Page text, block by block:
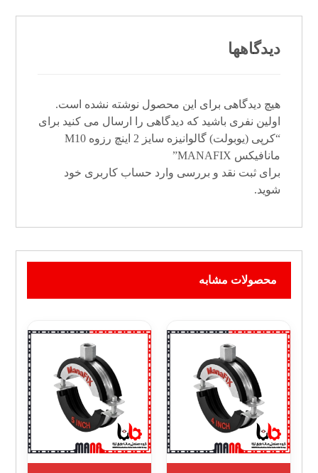
دیدگاهها
هیچ دیدگاهی برای این محصول نوشته نشده است.
اولین نفری باشید که دیدگاهی را ارسال می کنید برای
“کرپی (یوبولت) گالوانیزه سایز 2 اینچ رزوه M10
مانافیکس MANAFIX”
برای ثبت نقد و بررسی وارد حساب کاربری خود
شوید.
محصولات مشابه